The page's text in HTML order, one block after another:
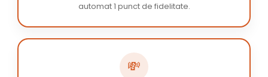
automat 1 punct de fidelitate.
💸